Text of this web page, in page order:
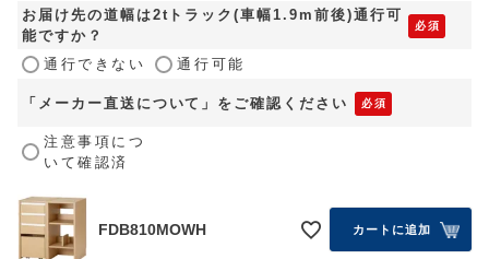
お届け先の道幅は2tトラック(車幅1.9m前後)通行可
能ですか？
通行できない
通行可能
「メーカー直送について」をご確認ください
注意事項につ
いて確認済
FDB810MOWH カートに追加